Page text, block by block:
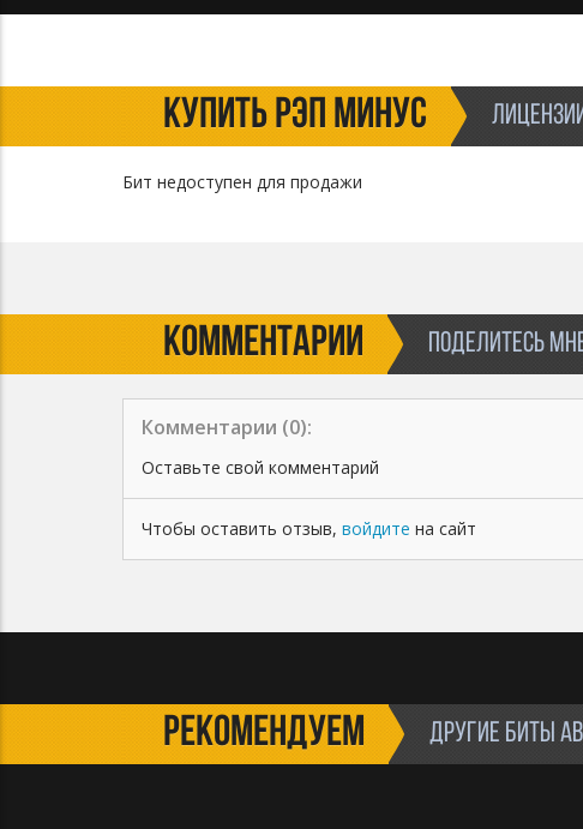
КУПИТЬ РЭП МИНУС
Бит недоступен для продажи
КОММЕНТАРИИ ПОДЕЛИТЕСЬ
Комментарии (0):
Оставьте свой комментарий
Чтобы оставить отзыв, войдите на сайт
РЕКОМЕНДУЕМ ДРУГИЕ БИТЫ